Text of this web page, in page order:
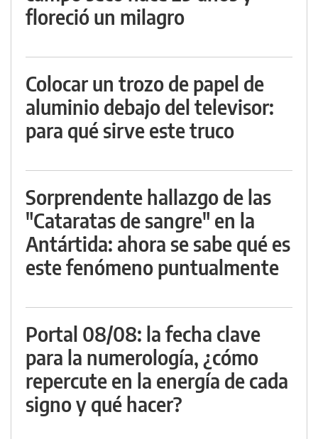
floreció un milagro
Colocar un trozo de papel de
aluminio debajo del televisor:
para qué sirve este truco
Sorprendente hallazgo de las
"Cataratas de sangre" en la
Antártida: ahora se sabe qué es
este fenómeno puntualmente
Portal 08/08: la fecha clave
para la numerología, ¿cómo
repercute en la energía de cada
signo y qué hacer?